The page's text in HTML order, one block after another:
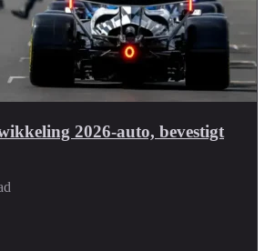
2026-auto, bevestigt